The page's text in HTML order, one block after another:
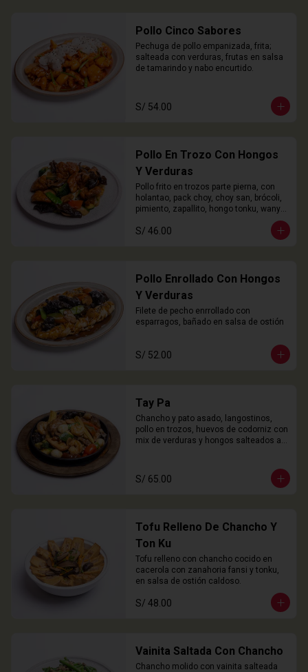
Pollo Cinco Sabores
Pechuga de pollo empanizada, frita;
salteada con verduras, frutas en salsa
de tamarindo y nabo encurtido.
S/ 54.00
Pollo En Trozo Con Hongos
Y Verduras
Pollo frito en trozos parte pierna, con
holantao, pack choy, choy san, brócoli,
pimiento, zapallito, hongo tonku, wanyi
S/ 46.00
Pollo Enrollado Con Hongos
Y Verduras
Filete de pecho enrrollado con
esparragos, bañado en salsa de ostión
S/ 52.00
Tay Pa
Chancho y pato asado, langostinos,
pollo en trozos, huevos de codorniz con
mix de verduras y hongos salteados al
S/ 65.00
Tofu Relleno De Chancho Y
Ton Ku
Tofu relleno con chancho cocido en
cacerola con zanahoria fansi y tonku,
en salsa de ostión caldoso.
S/ 48.00
Vainita Saltada Con Chancho
Chancho molido con vainita salteada